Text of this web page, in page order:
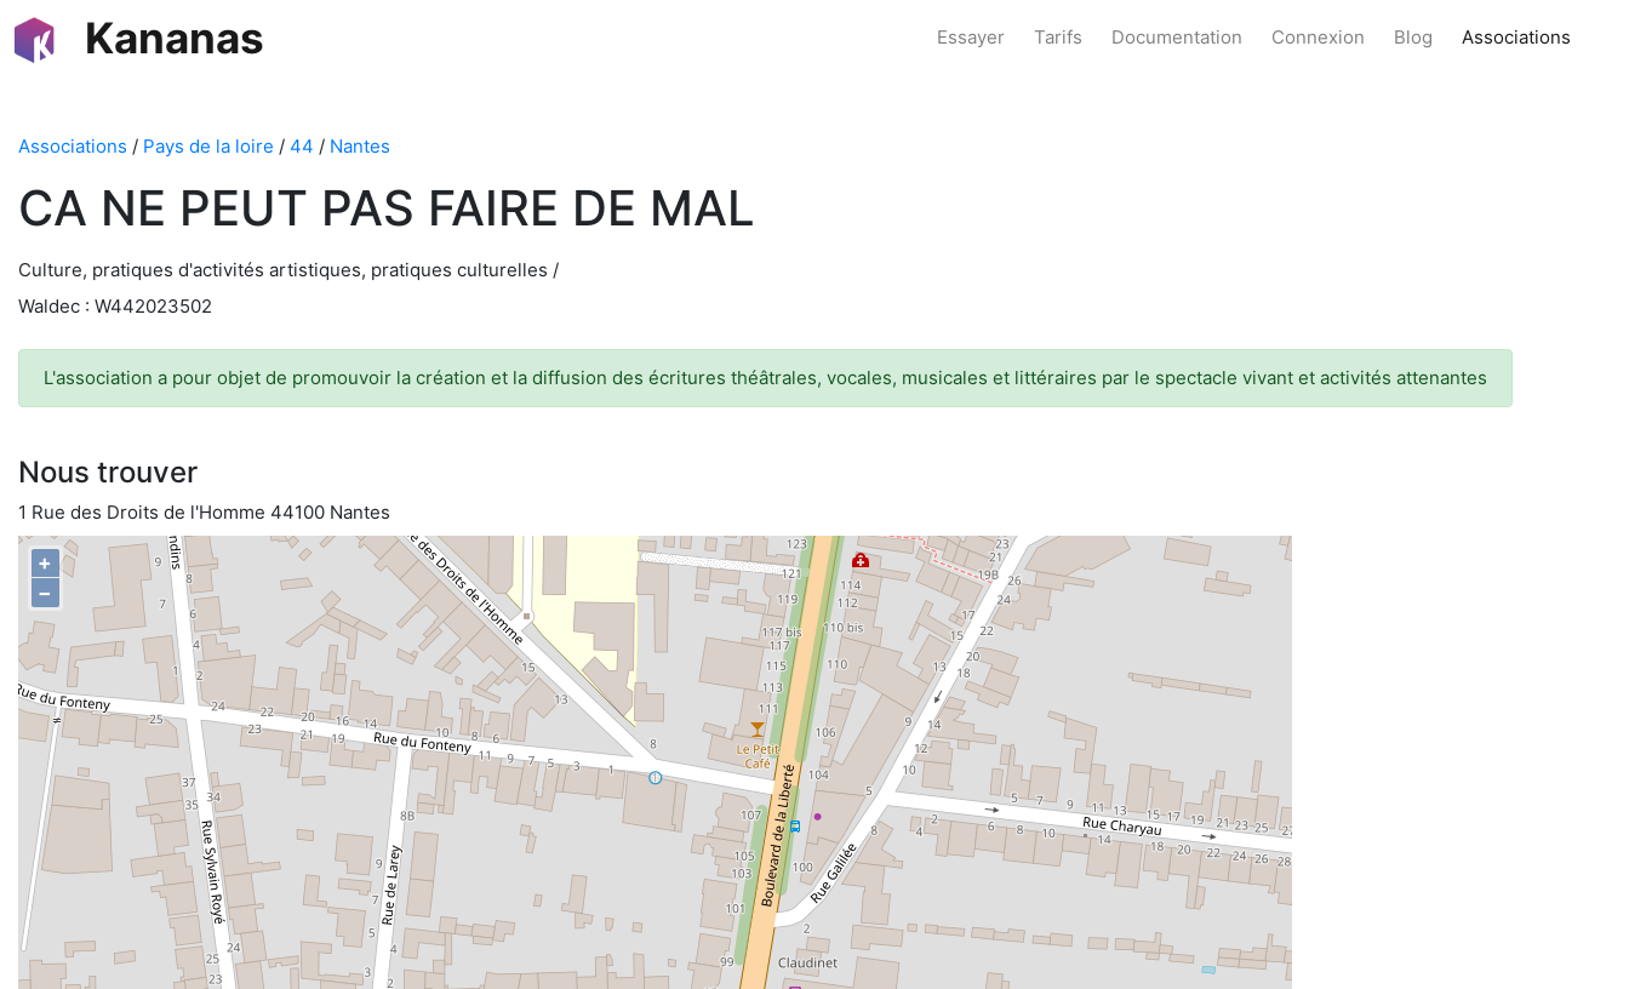
Kananas Essayer Tarifs Documentation Connexion Blog Associations
Associations / Pays de la loire / 44 / Nantes
CA NE PEUT PAS FAIRE DE MAL
Culture, pratiques d'activités artistiques, pratiques culturelles /
Waldec : W442023502
L'association a pour objet de promouvoir la création et la diffusion des écritures théâtrales, vocales, musicales et littéraires par le spectacle vivant et activités attenantes
Nous trouver
1 Rue des Droits de l'Homme 44100 Nantes
+
−